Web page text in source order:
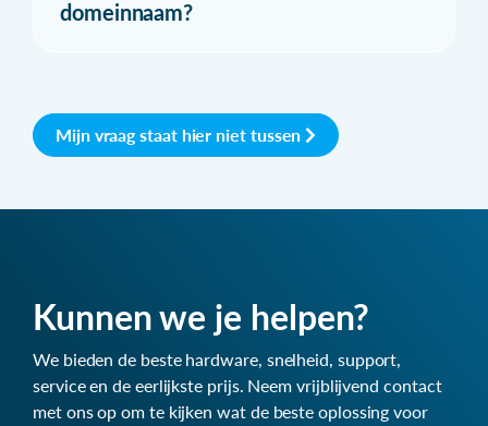
domeinnaam?
Mijn vraag staat hier niet tussen
Kunnen we je helpen?
We bieden de beste hardware, snelheid, support,
service en de eerlijkste prijs. Neem vrijblijvend contact
met ons op om te kijken wat de beste oplossing voor